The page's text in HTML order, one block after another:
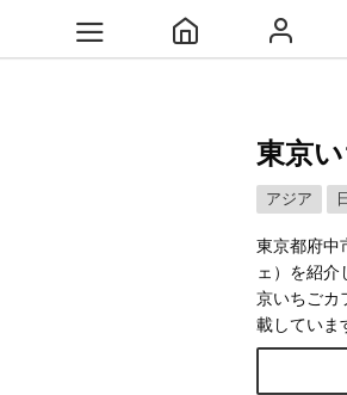
東京
アジア
東京都府中
ェ）を紹
京いちごカ
載していま